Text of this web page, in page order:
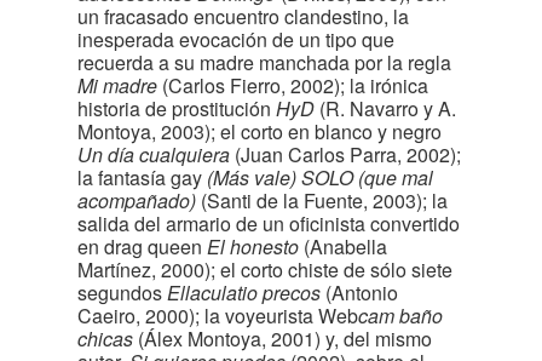
un fracasado encuentro clandestino, la
inesperada evocación de un tipo que
recuerda a su madre manchada por la regla
Mi madre (Carlos Fierro, 2002); la irónica
historia de prostitución HyD (R. Navarro y A.
Montoya, 2003); el corto en blanco y negro
Un día cualquiera (Juan Carlos Parra, 2002);
la fantasía gay (Más vale) SOLO (que mal
acompañado) (Santi de la Fuente, 2003); la
salida del armario de un oficinista convertido
en drag queen El honesto (Anabella
Martínez, 2000); el corto chiste de sólo siete
segundos Ellaculatio precos (Antonio
Caeiro, 2000); la voyeurista Webcam baño
chicas (Álex Montoya, 2001) y, del mismo